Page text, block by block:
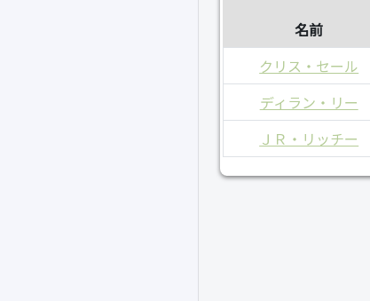
名前
クリス・セール
ディラン・リー
ＪＲ・リッチー